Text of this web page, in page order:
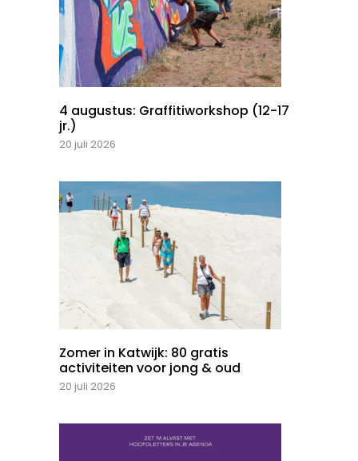
4 augustus: Graffitiworkshop (12-17
jr.)
20 juli 2026
Zomer in Katwijk: 80 gratis
activiteiten voor jong & oud
20 juli 2026